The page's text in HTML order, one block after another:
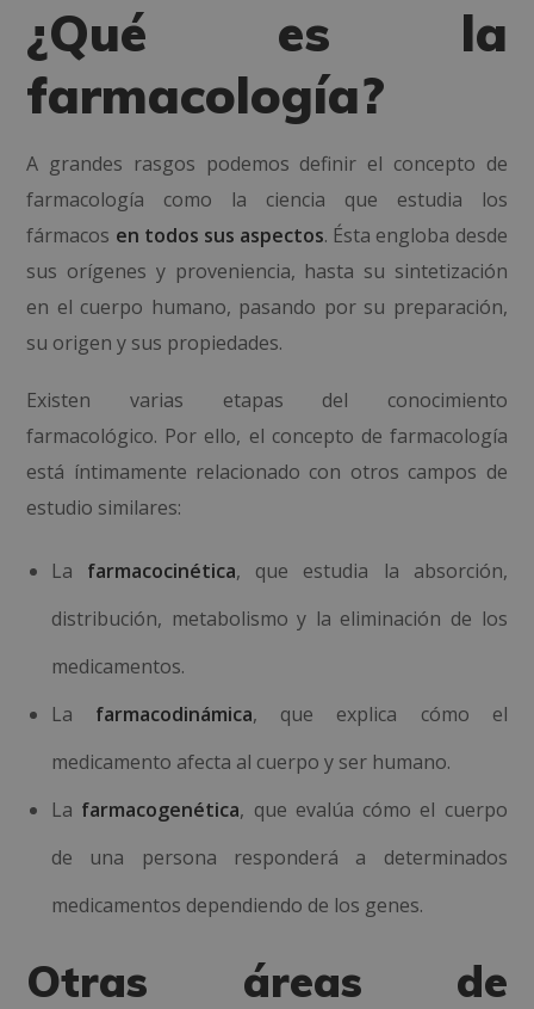
¿Qué es la
farmacología?
A grandes rasgos podemos definir el concepto de
farmacología como la ciencia que estudia los
fármacos en todos sus aspectos. Ésta engloba desde
sus orígenes y proveniencia, hasta su sintetización
en el cuerpo humano, pasando por su preparación,
su origen y sus propiedades.
Existen varias etapas del conocimiento
farmacológico. Por ello, el concepto de farmacología
está íntimamente relacionado con otros campos de
estudio similares:
La farmacocinética, que estudia la absorción,
distribución, metabolismo y la eliminación de los
medicamentos.
La farmacodinámica, que explica cómo el
medicamento afecta al cuerpo y ser humano.
La farmacogenética, que evalúa cómo el cuerpo
de una persona responderá a determinados
medicamentos dependiendo de los genes.
Otras áreas de